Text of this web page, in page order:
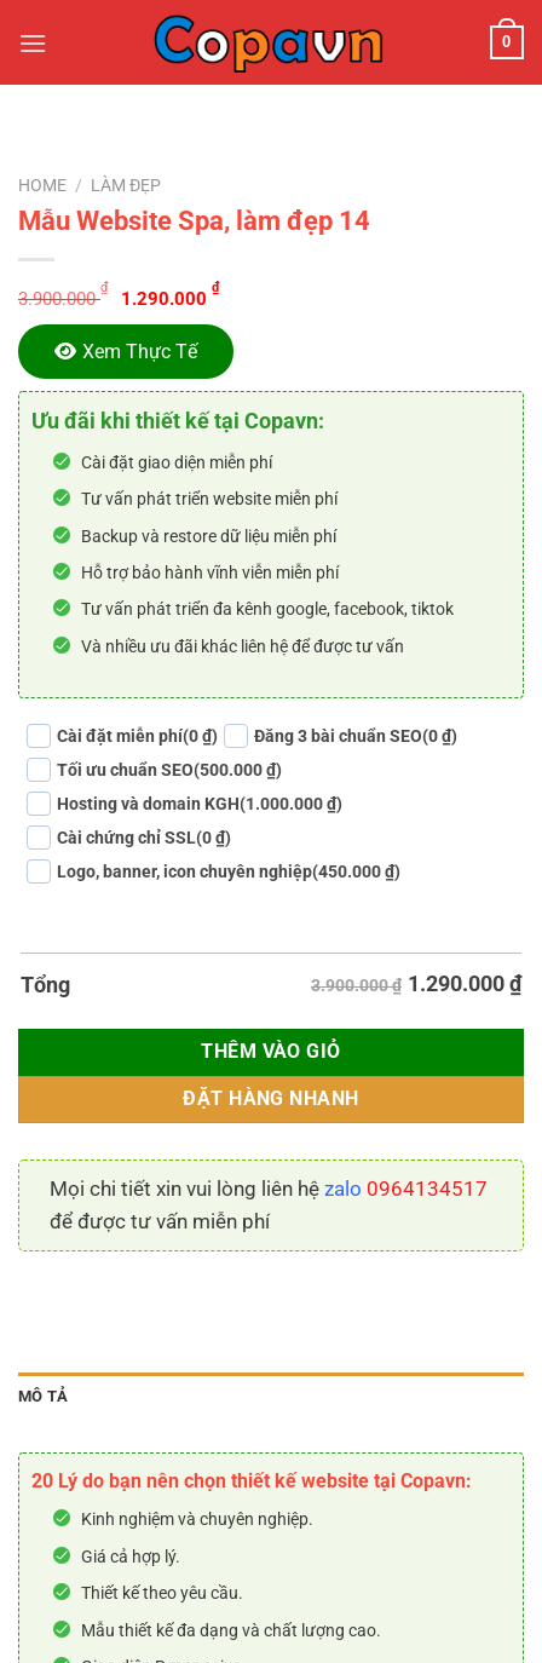
đến
0
HOME / LÀM ĐẸP
Mẫu Website Spa, làm đẹp 14
3.900.000
₫
Original
price
was:
3.900.000 ₫.
1.290.000
₫Current
price
is:
1.290.000 ₫.
Xem Thực Tế
Ưu đãi khi thiết kế tại Copavn:
Cài đặt giao diện miễn phí
Tư vấn phát triển website miễn phí
Backup và restore dữ liệu miễn phí
Hỗ trợ bảo hành vĩnh viễn miễn phí
Tư vấn phát triển đa kênh google, facebook, tiktok
Và nhiều ưu đãi khác liên hệ để được tư vấn
Cài đặt miễn phí(0 ₫) Đăng 3 bài chuẩn SEO(0 ₫)
Tối ưu chuẩn SEO(500.000 ₫)
Hosting và domain KGH(1.000.000 ₫)
Cài chứng chỉ SSL(0 ₫)
Logo, banner, icon chuyên nghiệp(450.000 ₫)
Tổng 3.900.000 ₫ 1.290.000₫
THÊM VÀO GIỎ
ĐẶT HÀNG NHANH
Mọi chi tiết xin vui lòng liên hệ zalo 0964134517
để được tư vấn miễn phí
MÔ TẢ
20 Lý do bạn nên chọn thiết kế website tại Copavn:
Kinh nghiệm và chuyên nghiệp.
Giá cả hợp lý.
Thiết kế theo yêu cầu.
Mẫu thiết kế đa dạng và chất lượng cao.